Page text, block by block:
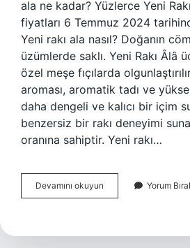
ala ne kadar? Yüzlerce Yeni
fiyatları 6 Temmuz 2024
Yeni rakı ala nasıl? Doğanın
üzümlerde saklı. Yeni Rakı Âlâ
özel meşe fıçılarda
aroması, aromatik tadı ve
daha dengeli ve kalıcı bir içim
benzersiz bir rakı deneyimi
oranına sahiptir. Yeni rakı…
Devamını okuyun
Rakı
Kadar
Yorum